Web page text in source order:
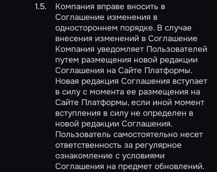
Компания вправе вносить в
Соглашение изменения в
одностороннем порядке. В случае
внесения изменений в Соглашение
Компания уведомляет Пользователей
путем размещения новой редакции
Соглашения на Сайте Платформы.
Новая редакция Соглашения вступает
в силу с момента ее размещения на
Сайте Платформы, если иной момент
вступления в силу не определен в
новой редакции Соглашения.
Пользователь самостоятельно несет
ответственность за регулярное
ознакомление с условиями
Соглашения на предмет обновлений.